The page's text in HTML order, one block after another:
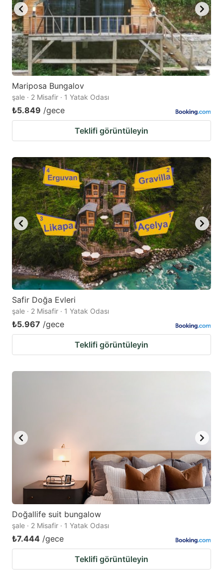
Mariposa Bungalov
şale · 2 Misafir · 1 Yatak Odası
₺5.849 /gece
Teklifi görüntüleyin
Safir Doğa Evleri
şale · 2 Misafir · 1 Yatak Odası
₺5.967 /gece
Teklifi görüntüleyin
Doğallife suit bungalow
şale · 2 Misafir · 1 Yatak Odası
₺7.444 /gece
Teklifi görüntüleyin